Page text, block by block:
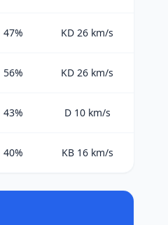
47% KD 26 km/s
56% KD 26 km/s
43% D 10 km/s
40% KB 16 km/s